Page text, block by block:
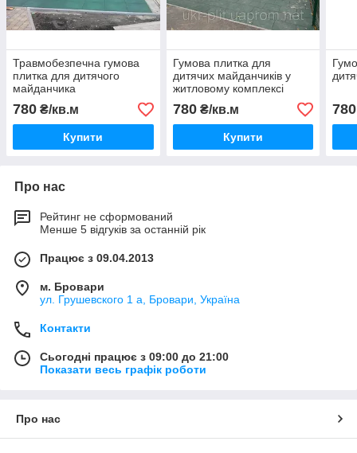
Травмобезпечна гумова
плитка для дитячого
майданчика
780 ₴/кв.м
Купити
Гумова плитка для
дитячих майданчиків у
житловому комплексі
780₴/кв.м
Купити
780
Про нас
Рейтинг не сформований
Менше 5 відгуків за останній рік
Працює з 09.04.2013
м. Бровари
ул. Грушевского 1 а, Бровари, Україна
Контакти
Сьогодні працює з 09:00 до 21:00
Показати весь графік роботи
Про нас